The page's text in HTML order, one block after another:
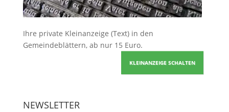
Ihre private Kleinanzeige (Text) in den
Gemeindeblättern, ab nur 15 Euro.
KLEINANZEIGE SCHALTEN
NEWSLETTER